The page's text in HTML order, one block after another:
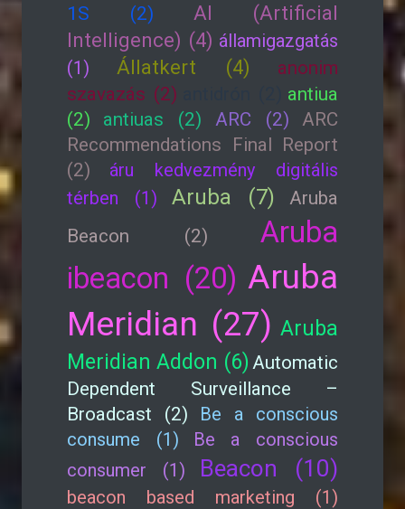
1S (2)
AI (Artificial
Intelligence) (4) államigazgatás
(1)
Állatkert (4)
anonim
szavazás (2)
antiua
(2)
antiuas (2) ARC (2)
ARC
Recommendations Final Report
(2)
áru kedvezmény digitális
térben (1)
Aruba (7)
Aruba
Beacon (2)
Aruba
ibeacon (20) Aruba
Meridian (27) Aruba
Meridian Addon (6) Automatic
Dependent Surveillance –
Broadcast (2)
Be a conscious
consume (1)
Be a conscious
consumer (1)
Beacon (10)
beacon based marketing (1)